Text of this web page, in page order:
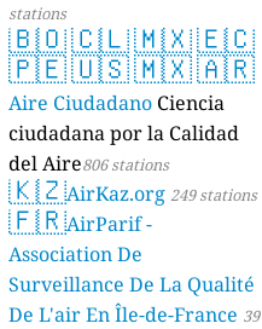
stations
🇧🇴🇨🇱🇲🇽🇪🇨
🇵🇪🇺🇸🇲🇽🇦🇷
Aire Ciudadano Ciencia
ciudadana por la Calidad
del Aire806 stations
🇰🇿AirKaz.org 249 stations
🇫🇷AirParif -
Association De
Surveillance De La Qualité
De L'air En Île-de-France 39